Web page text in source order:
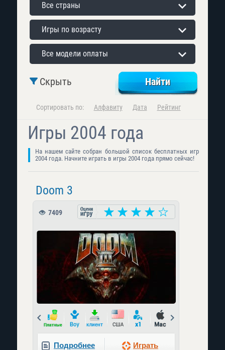
Все страны
Игры по возрасту
Все модели оплаты
Скрыть
Сортировать по: Алфавиту Дата Рейтинг
Игры 2004 года
На нашем сайте собран большой список бесплатных игр
2004 года. Начните играть в игры 2004 года прямо сейчас!
Doom 3
7409
Prev
Подробнее Играть